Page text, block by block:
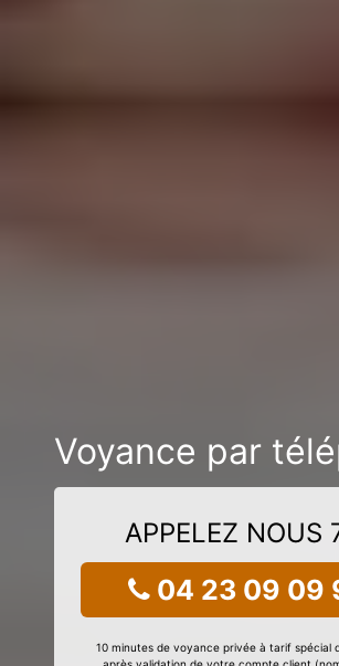
Voyance par
APPELEZ NOUS
04 23 09 09
10 minutes de voyance privée à tarif spécial